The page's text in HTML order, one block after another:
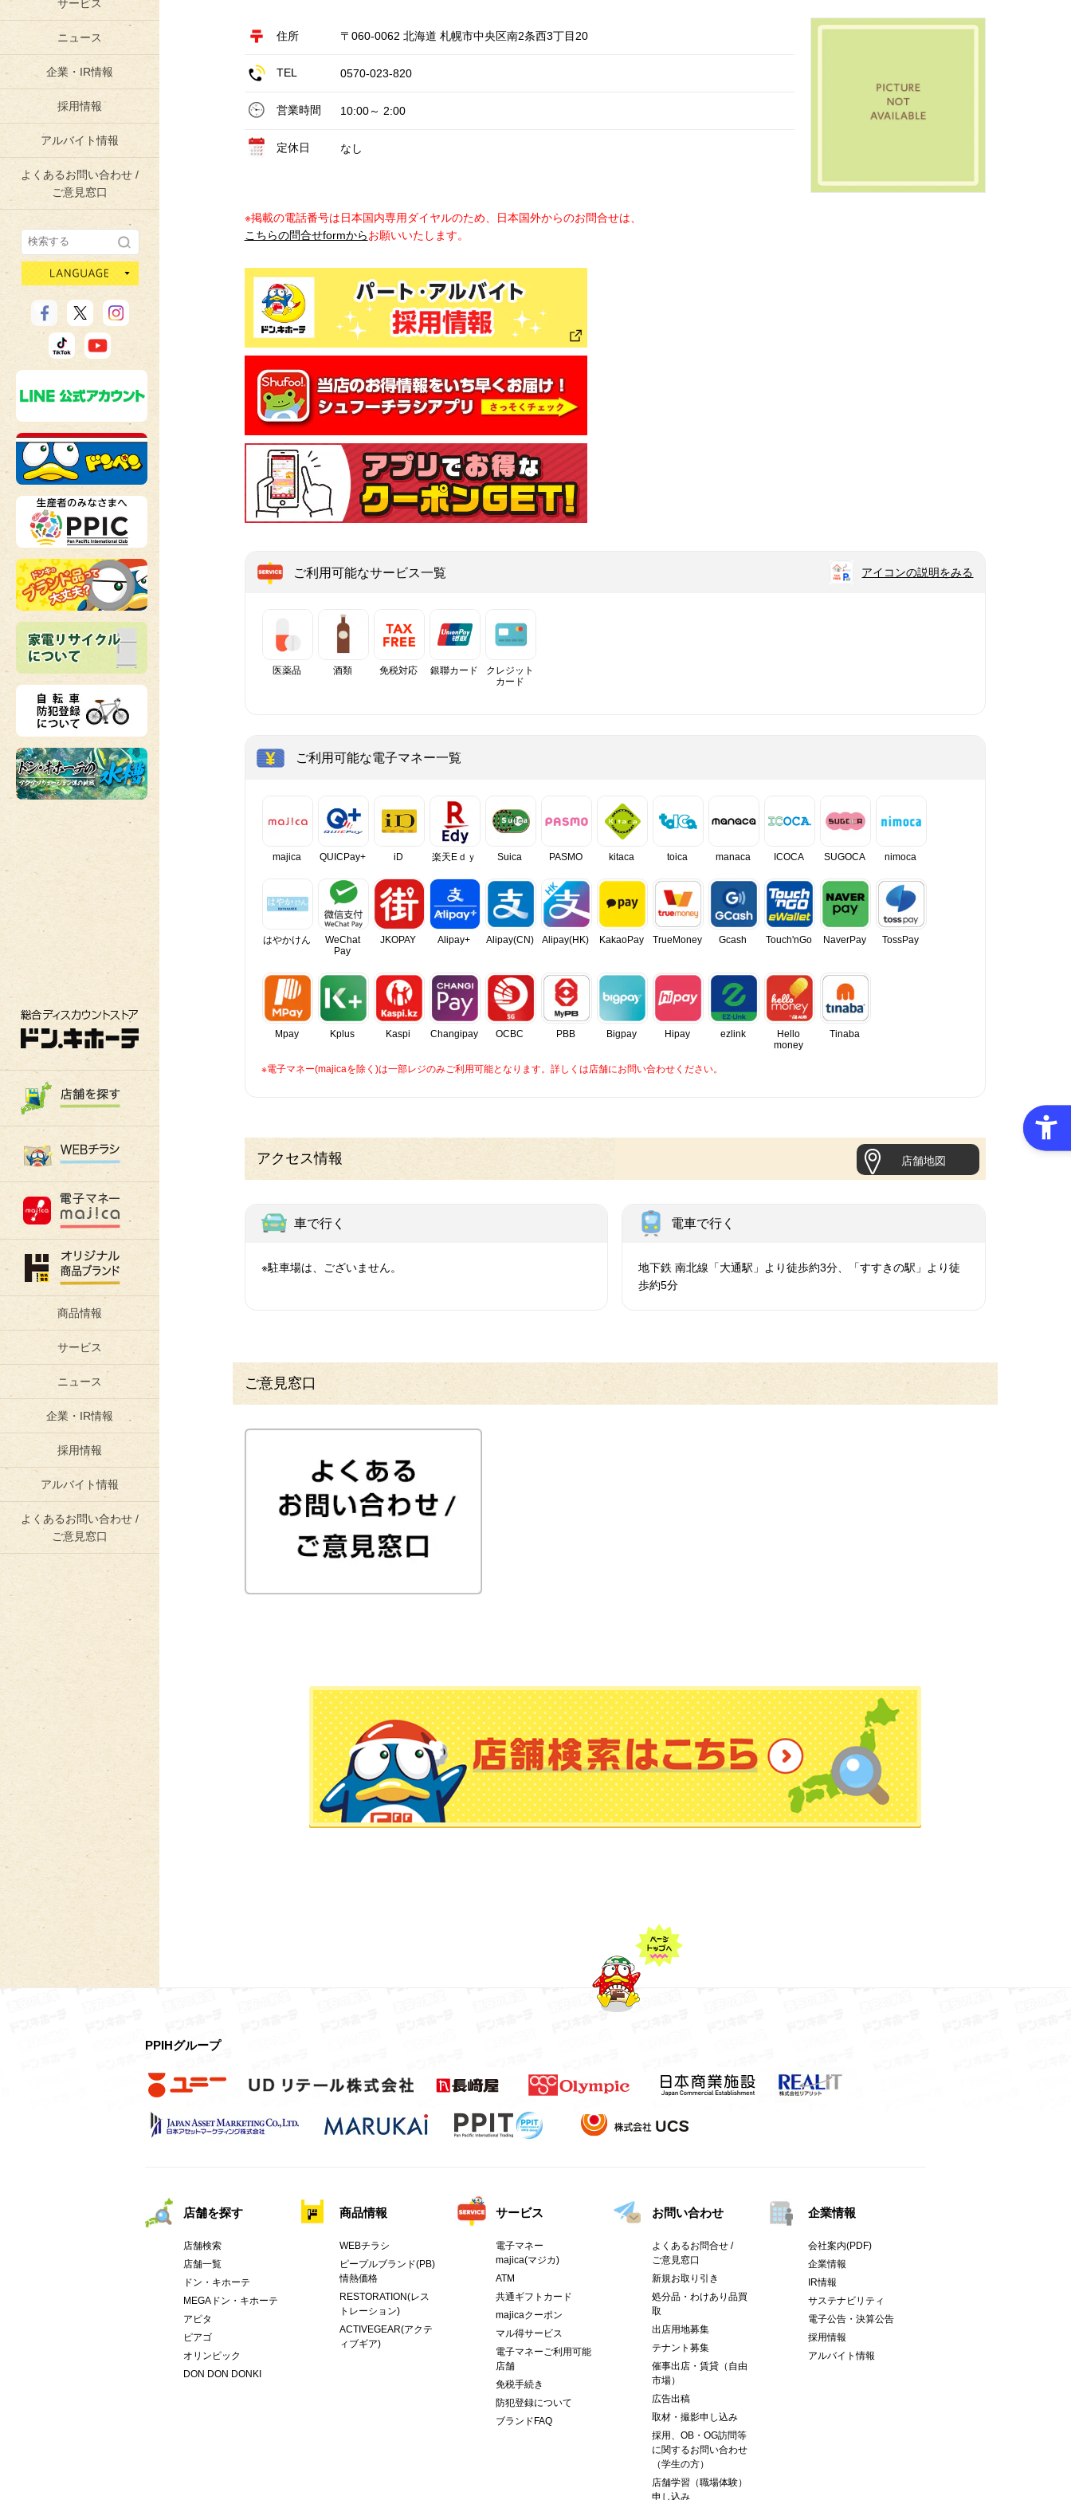
サービス
ニュース
企業・IR情報
採用情報
アルバイト情報
よくあるお問い合わせ /
ご意見窓口
総合ディスカウントストア ドン・キホーテ
商品情報
サービス
ニュース
企業・IR情報
採用情報
アルバイト情報
よくあるお問い合わせ /
ご意見窓口
住所 〒060-0062 北海道 札幌市中央区南2条西3丁目20
TEL 0570-023-820
営業時間 10:00～ 2:00
定休日 なし
※掲載の電話番号は日本国内専用ダイヤルのため、日本国外からのお問合せは、
こちらの問合せformからお願いいたします。
ご利用可能なサービス一覧 アイコンの説明をみる
医薬品 酒類 免税対応 銀聯カード
クレジット
カード
ご利用可能な電子マネー一覧
majica QUICPay+ iD 楽天Eｄｙ Suica PASMO kitaca toica manaca ICOCA SUGOCA nimoca
はやかけん
WeChat
Pay
JKOPAY Alipay+ Alipay(CN) Alipay(HK) KakaoPay TrueMoney Gcash Touch'nGo NaverPay TossPay
Mpay Kplus Kaspi Changipay OCBC PBB Bigpay Hipay ezlink
Hello
money
Tinaba
※電子マネー(majicaを除く)は一部レジのみご利用可能となります。詳しくは店舗にお問い合わせください。
アクセス情報 店舗地図
車で行く
※駐車場は、ございません。
電車で行く
地下鉄 南北線「大通駅」より徒歩約3分、「すすきの駅」より徒
歩約5分
ご意見窓口
PPIHグループ
店舗を探す
店舗検索
店舗一覧
ドン・キホーテ
MEGAドン・キホーテ
アピタ
ピアゴ
オリンピック
DON DON DONKI
商品情報
WEBチラシ
ピープルブランド(PB)
情熱価格
RESTORATION(レス
トレーション)
ACTIVEGEAR(アクテ
ィブギア)
サービス
電子マネー
majica(マジカ)
ATM
共通ギフトカード
majicaクーポン
マル得サービス
電子マネーご利用可能
店舗
免税手続き
防犯登録について
ブランドFAQ
お問い合わせ
よくあるお問合せ /
ご意見窓口
新規お取り引き
処分品・わけあり品買
取
出店用地募集
テナント募集
催事出店・賃貸（自由
市場）
広告出稿
取材・撮影申し込み
採用、OB・OG訪問等
に関するお問い合わせ
（学生の方）
店舗学習（職場体験）
申し込み
企業情報
会社案内(PDF)
企業情報
IR情報
サステナビリティ
電子公告・決算公告
採用情報
アルバイト情報